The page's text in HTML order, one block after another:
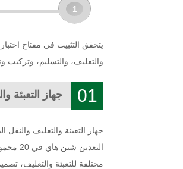
1
يتحقق التثبيت في مفتاح
والتغليف، والتسليم، وتركيب
01 جهاز التعبئة
جهاز التعبئة والتغليف
مختلفة للتعبئة والتغليف،